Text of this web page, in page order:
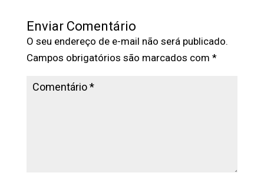
Enviar Comentário
O seu endereço de e-mail não será publicado.
Campos obrigatórios são marcados com *